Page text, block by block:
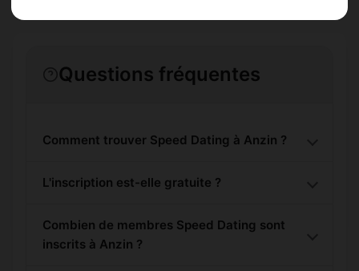
Questions fréquentes
Comment trouver Speed Dating à Anzin ?
L'inscription est-elle gratuite ?
Combien de membres Speed Dating sont
inscrits à Anzin ?